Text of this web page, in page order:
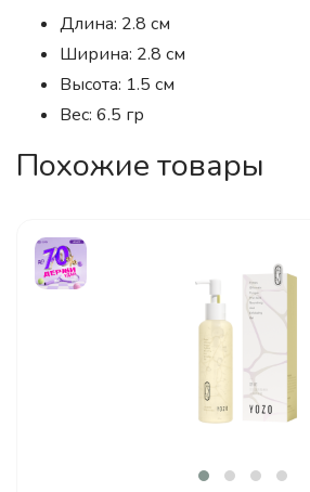
Длина: 2.8 см
Ширина: 2.8 см
Высота: 1.5 см
Вес: 6.5 гр
Похожие товары